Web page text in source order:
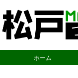
ホーム